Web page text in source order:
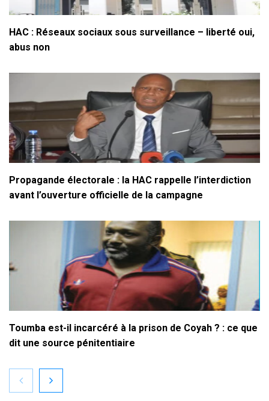
HAC : Réseaux sociaux sous surveillance – liberté oui,
abus non
Propagande électorale : la HAC rappelle l’interdiction
avant l’ouverture officielle de la campagne
Toumba est-il incarcéré à la prison de Coyah ? : ce que
dit une source pénitentiaire